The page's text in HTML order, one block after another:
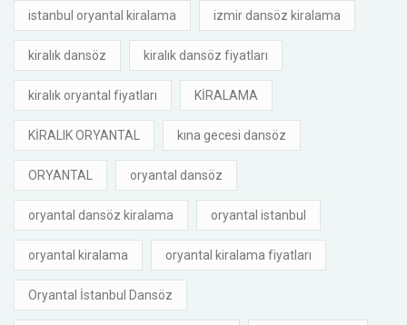
istanbul oryantal kiralama izmir dansöz kiralama
kiralık dansöz kiralık dansöz fiyatları
kiralık oryantal fiyatları KİRALAMA
KİRALIK ORYANTAL kına gecesi dansöz
ORYANTAL oryantal dansöz
oryantal dansöz kiralama oryantal istanbul
oryantal kiralama oryantal kiralama fiyatları
Oryantal İstanbul Dansöz